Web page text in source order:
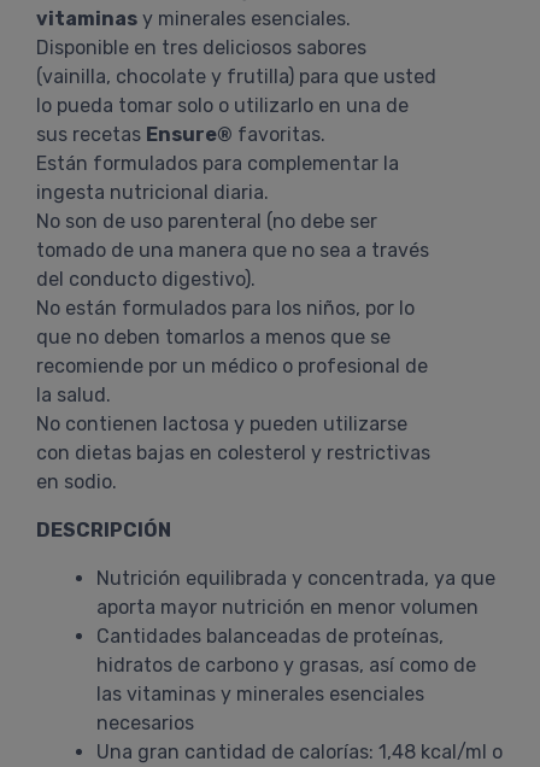
vitaminas y minerales esenciales.
Disponible en tres deliciosos sabores
(vainilla, chocolate y frutilla) para que usted
lo pueda tomar solo o utilizarlo en una de
sus recetas Ensure® favoritas.
Están formulados para complementar la
ingesta nutricional diaria.
No son de uso parenteral (no debe ser
tomado de una manera que no sea a través
del conducto digestivo).
No están formulados para los niños, por lo
que no deben tomarlos a menos que se
recomiende por un médico o profesional de
la salud.
No contienen lactosa y pueden utilizarse
con dietas bajas en colesterol y restrictivas
en sodio.
DESCRIPCIÓN
Nutrición equilibrada y concentrada, ya que
aporta mayor nutrición en menor volumen
Cantidades balanceadas de proteínas,
hidratos de carbono y grasas, así como de
las vitaminas y minerales esenciales
necesarios
Una gran cantidad de calorías: 1,48 kcal/ml o